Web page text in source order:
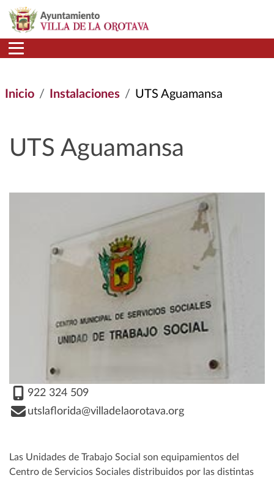
Pasar al contenido principal
Inicio Instalaciones UTS Aguamansa
UTS Aguamansa
922 324 509
utslaflorida@villadelaorotava.org
Las Unidades de Trabajo Social son equipamientos del
Centro de Servicios Sociales distribuidos por las distintas